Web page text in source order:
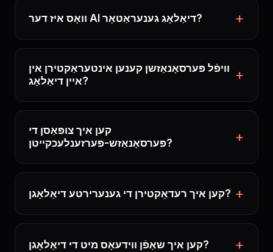
וואָס איז דער AI דיאַלאָג גענעראַטאָר?
וויפֿל פּערסאָנאַזשן קענען אינטעראַקטירן אין
איין דיאַלאָג?
קען איך צופּאַסן די
פּערסאָנאַזש-פּערזענלעכקייטן?
קען איך רעדאַקטירן די גענערירטע דיאַלאָגן?
קען איך שאַפֿן ווידעאָס מיט די דיאַלאָגן?